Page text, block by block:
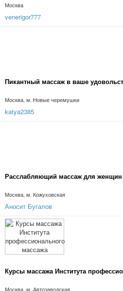
Москва
venerigor777
Пикантный массаж в ваше
Москва, м. Новые черемушки
katya2385
Расслабляющий массаж для женщин
Москва, м. Кожуховская
Аносит Бугалов
Курсы массажа Института
Москва, м. Автозаводская